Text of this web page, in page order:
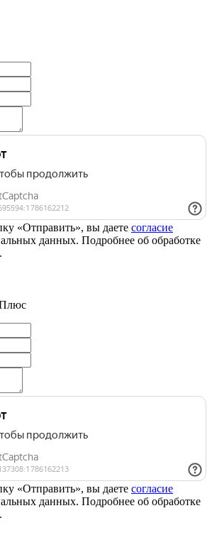
«Отправить», вы даете согласие
данных. Подробнее об обработке
.
«Отправить», вы даете согласие
данных. Подробнее об обработке
.